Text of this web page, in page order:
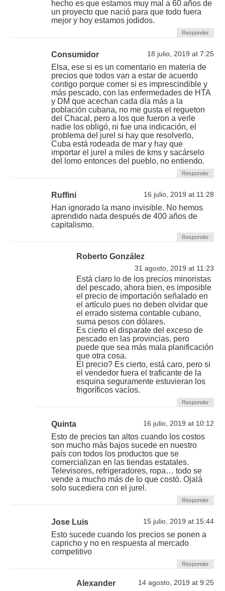
hecho es que estamos muy mal a 60 años de
un proyecto que nació para que todo fuera
mejor y hoy estamos jodidos.
Responder
Consumidor 18 julio, 2019 at 7:25
Elsa, ese si es un comentario en materia de
precios que todos van a estar de acuerdo
contigo porque comer si es imprescindible y
más pescado, con las enfermedades de HTA
y DM que acechan cada día más a la
población cubana, no me gusta el regueton
del Chacal, pero a los que fueron a verle
nadie los obligó, ni fue una indicación, el
problema del jurel si hay que resolverlo,
Cuba está rodeada de mar y hay que
importar el jurel a miles de kms y sacárselo
del lomo entonces del pueblo, no entiendo.
Responder
Ruffini 16 julio, 2019 at 11:28
Han ignorado la mano invisible. No hemos
aprendido nada después de 400 años de
capitalismo.
Responder
Roberto González
31 agosto, 2019 at 11:23
Está claro lo de los precios minoristas
del pescado, ahora bien, es imposible
el precio de importación señalado en
el artículo pues no deben olvidar que
el errado sistema contable cubano,
suma pesos con dólares.
Es cierto el disparate del exceso de
pescado en las provincias, pero
puede que sea más mala planificación
que otra cosa.
El precio? Es cierto, está caro, pero si
el vendedor fuera el traficante de la
esquina seguramente estuvieran los
frigoríficos vacíos.
Responder
Quinta 16 julio, 2019 at 10:12
Esto de precios tan altos cuando los costos
son mucho más bajos sucede en nuestro
país con todos los productos que se
comercializan en las tiendas estatales.
Televisores, refrigeradores, ropa… todo se
vende a mucho más de lo que costó. Ojalá
solo sucediera con el jurel.
Responder
Jose Luis 15 julio, 2019 at 15:44
Esto sucede cuando los precios se ponen a
capricho y no en respuesta al mercado
competitivo
Responder
Alexander 14 agosto, 2019 at 9:25